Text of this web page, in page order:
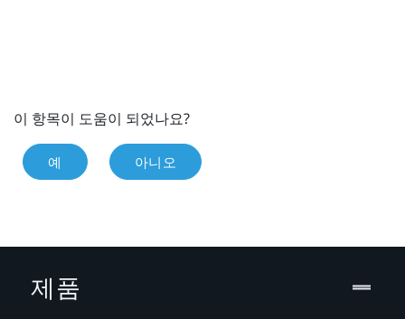
이 항목이 도움이 되었나요?
예 아니오
제품